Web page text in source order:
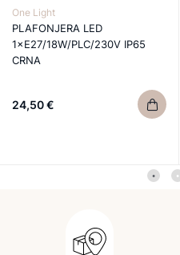
One Light
PLAFONJERA LED
1×E27/18W/PLC/230V IP65
CRNA
24,50 €